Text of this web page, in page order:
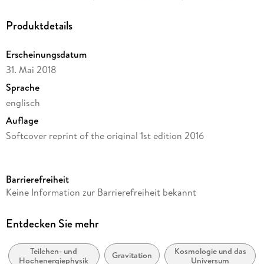
Produktdetails
Erscheinungsdatum
31. Mai 2018
Sprache
englisch
Auflage
Softcover reprint of the original 1st edition 2016
Reihe
Autor/Autorin
Verlag/Hersteller
Barrierefreiheit
Keine Information zur Barrierefreiheit bekannt
Entdecken Sie mehr
Teilchen- und
Hochenergiephysik
Gravitation
Kosmologie und das
Universum